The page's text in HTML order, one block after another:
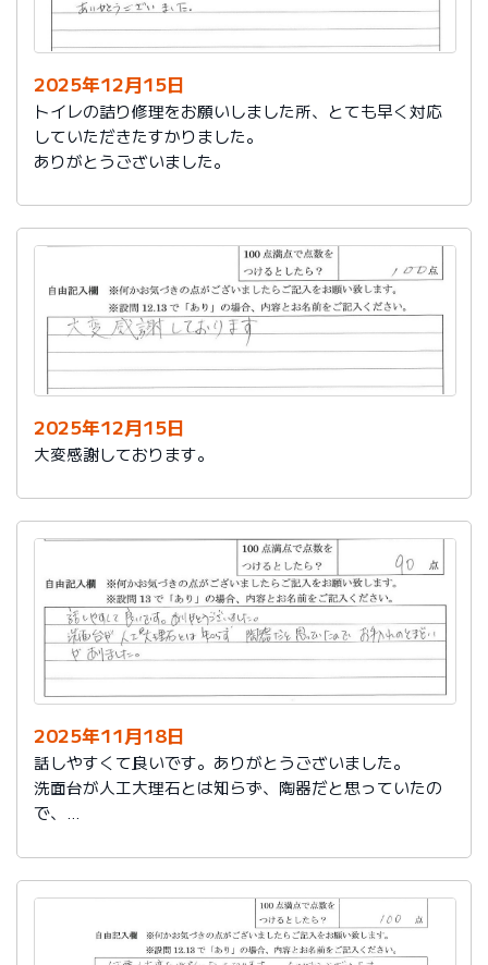
今後は、このような規模の修繕を行うことはおそらく起
こらず、小さな小さな修繕になろうかと思いますが、そ
の折は中田様、渡辺様にお願いさせていただくつもりで
おります。とても素晴らしい社員様です。
寒さもひとしお厳しい折でございますので、社長様、社
員の皆様にはどうぞくれぐれもご自愛くださいますよう
お祈り申し上げます。
敬具
2025年12月15日
トイレの詰り修理をお願いしました所、とても早く対応
していただきたすかりました。
ありがとうございました。
2025年12月15日
大変感謝しております。
2025年11月18日
話しやすくて良いです。ありがとうございました。
洗面台が人工大理石とは知らず、陶器だと思っていたの
で、